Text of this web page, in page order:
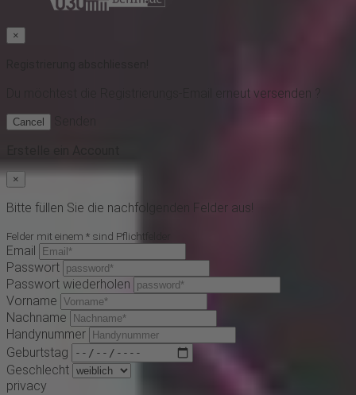
×
die Registrierungs-Email erneut versenden ?
Cancel
×
Bitte füllen Sie die nachfolgenden Felder aus!
Felder mit einem * sind Pflichtfelder
Email
Passwort
Passwort wiederholen
Vorname
Nachname
Handynummer
Geburtstag
Geschlecht
privacy